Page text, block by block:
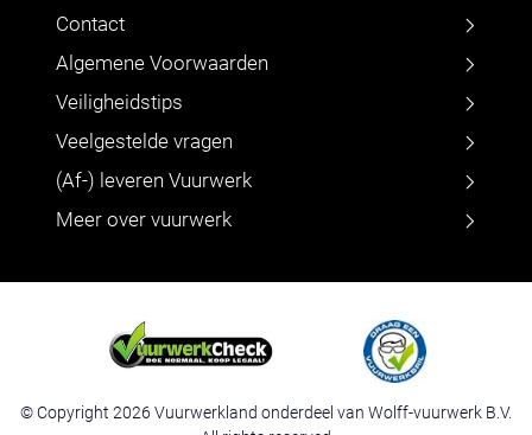
Contact
Algemene Voorwaarden
Veiligheidstips
Veelgestelde vragen
(Af-) leveren Vuurwerk
Meer over vuurwerk
© Copyright 2026 Vuurwerkland onderdeel van Wolff-vuurwerk B.V.